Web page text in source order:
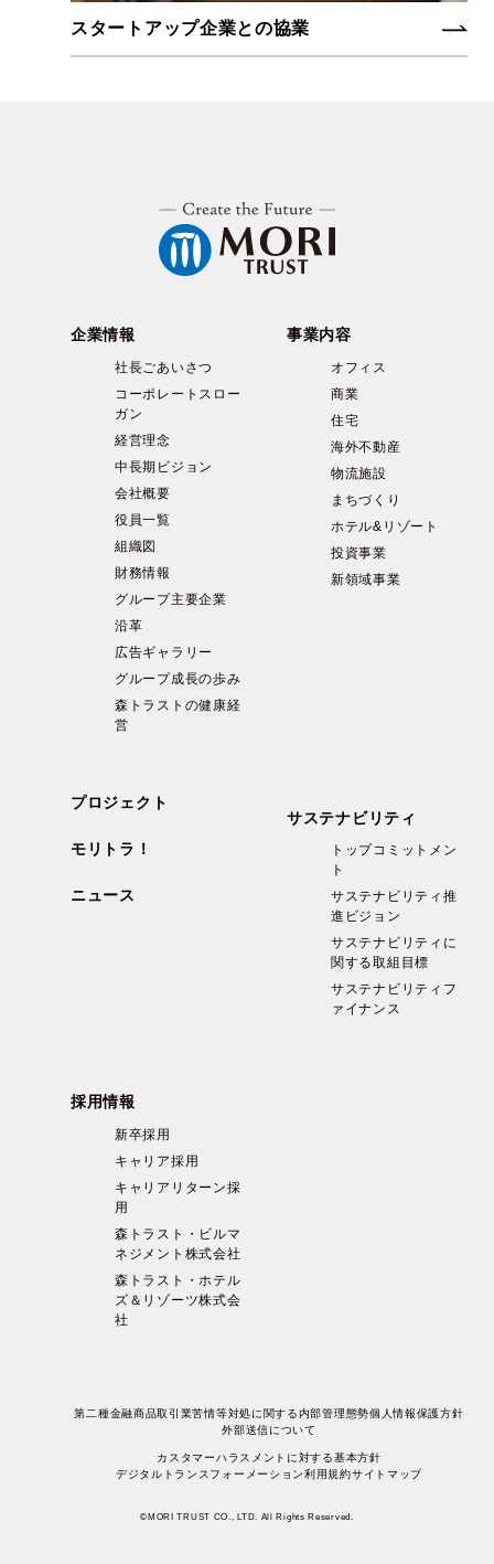
スタートアップ企業との協業
企業情報
社長ごあいさつ
コーポレートスロー
ガン
経営理念
中長期ビジョン
会社概要
役員一覧
組織図
財務情報
グループ主要企業
沿革
広告ギャラリー
グループ成長の歩み
森トラストの健康経
営
事業内容
オフィス
商業
住宅
海外不動産
物流施設
まちづくり
ホテル&リゾート
投資事業
新領域事業
プロジェクト
モリトラ！
ニュース
サステナビリティ
トップコミットメン
ト
サステナビリティ推
進ビジョン
サステナビリティに
関する取組目標
サステナビリティフ
ァイナンス
採用情報
新卒採用
キャリア採用
キャリアリターン採
用
森トラスト・ビルマ
ネジメント株式会社
森トラスト・ホテル
ズ＆リゾーツ株式会
社
第二種金融商品取引業苦情等対処に関する内部管理態勢個人情報保護方針
外部送信について
カスタマーハラスメントに対する基本方針
デジタルトランスフォーメーション利用規約サイトマップ
©MORI TRUST CO., LTD. All Rights Reserved.